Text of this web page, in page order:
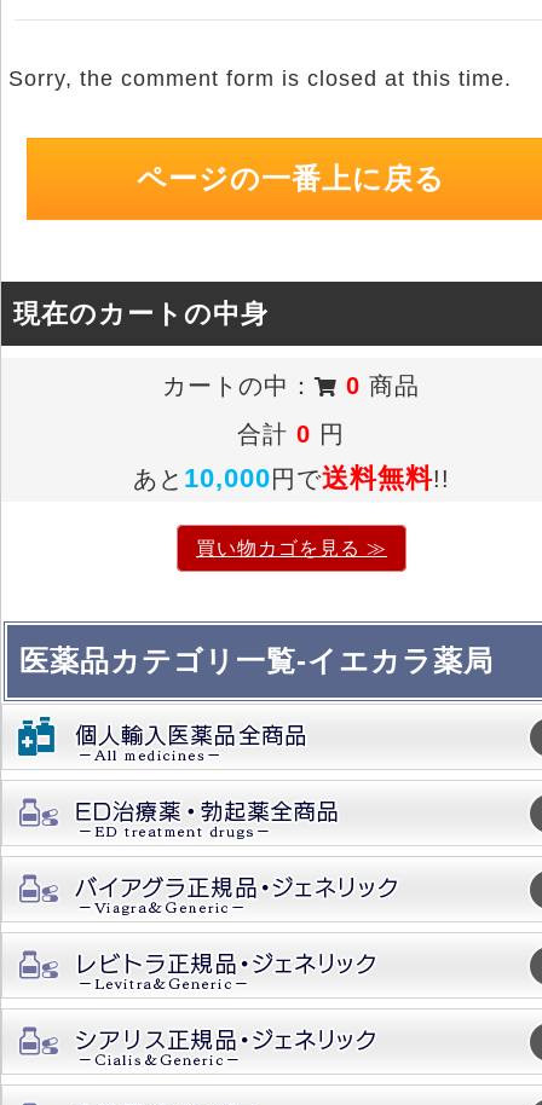
Sorry, the comment form is closed at this time.
ページの一番上に戻る
現在のカートの中身
カートの中： 0 商品
合計0 円
あと 10,000円で送料無料!!
買い物カゴを見る ≫
医薬品カテゴリ一覧-イエカラ薬局